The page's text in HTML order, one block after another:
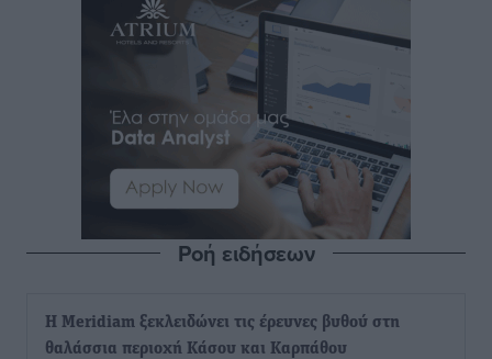
Ροή ειδήσεων
Η Meridiam ξεκλειδώνει τις έρευνες βυθού στη
θαλάσσια περιοχή Κάσου και Καρπάθου